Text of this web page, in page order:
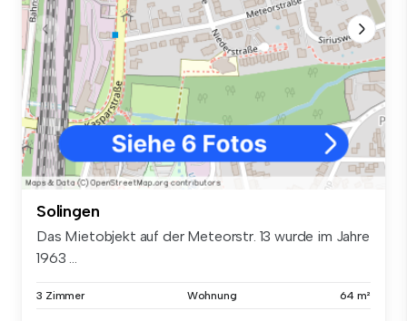
Solingen
Das Mietobjekt auf der Meteorstr. 13 wurde im Jahre
1963 ...
3 Zimmer Wohnung 64 m²